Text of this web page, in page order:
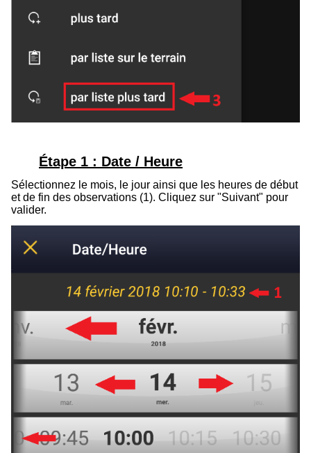
Étape 1 : Date / Heure
Sélectionnez le mois, le jour ainsi que les heures de début
et de fin des observations (1). Cliquez sur "Suivant" pour
valider.